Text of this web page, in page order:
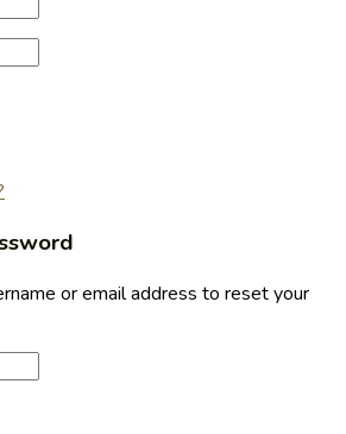
or email address to reset your